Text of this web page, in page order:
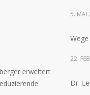
erweitert
5. MAI
22.
Dr.